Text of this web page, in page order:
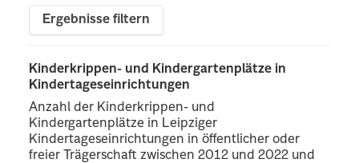
Ergebnisse filtern
Kinderkrippen- und Kindergartenplätze in
Kindertageseinrichtungen
Anzahl der Kinderkrippen- und
Kindergartenplätze in Leipziger
Kindertageseinrichtungen in öffentlicher oder
freier Trägerschaft zwischen 2012 und 2022 und